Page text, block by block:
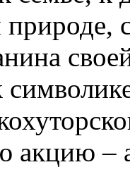
акцию –